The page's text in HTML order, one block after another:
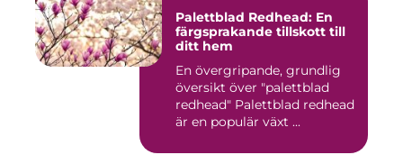
Palettblad Redhead: En
färgsprakande tillskott till
ditt hem
En övergripande, grundlig
översikt över "palettblad
redhead" Palettblad redhead
är en populär växt ...